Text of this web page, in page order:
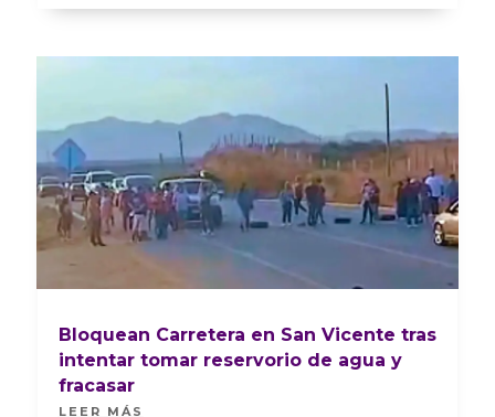
Bloquean Carretera en San Vicente tras
intentar tomar reservorio de agua y
fracasar
LEER MÁS